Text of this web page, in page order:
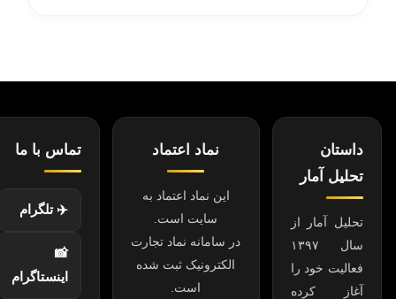
داستان
تحلیل آمار
تحلیل آمار از
سال ۱۳۹۷
فعالیت خود را
آغاز کرده
نماد اعتماد
این نماد اعتماد به
سایت است.
در سامانه نماد تجارت
الکترونیک ثبت شده
است.
تماس با ما
✈️ تلگرام
📸
اینستاگرام